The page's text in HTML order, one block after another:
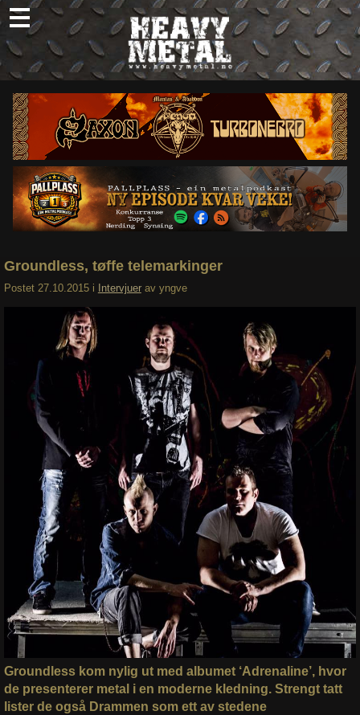
Skip
to
content
Nyheter
Omtaler
Intervjuer
Om oss
Abonner
Søk
Groundless, tøffe telemarkinger
Postet 27.10.2015 i Intervjuer av yngve
Groundless kom nylig ut med albumet ‘Adrenaline’, hvor
de presenterer metal i en moderne kledning. Strengt tatt
lister de også Drammen som ett av stedene